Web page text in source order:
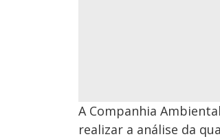
A Companhia
realizar a análise da